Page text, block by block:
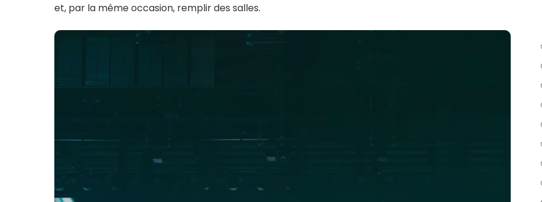
et, par la même occasion, remplir des salles.